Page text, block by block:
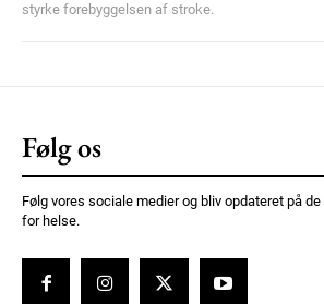
styrke forebyggelsen af stroke.
Følg os
Følg vores sociale medier og bliv opdateret på
for helse.